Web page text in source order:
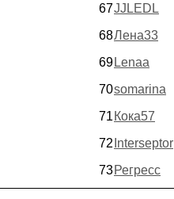
67JJLEDL
68Лена33
69 Lenaa
70somarina
71 Кока57
72 Interseptor
73Регресс